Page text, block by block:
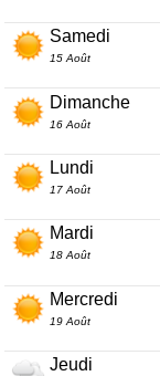
Samedi
15 Août
Dimanche
16 Août
Lundi
17 Août
Mardi
18 Août
Mercredi
19 Août
Jeudi